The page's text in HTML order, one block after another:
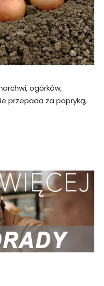
ogórków,
przepada za papryką,